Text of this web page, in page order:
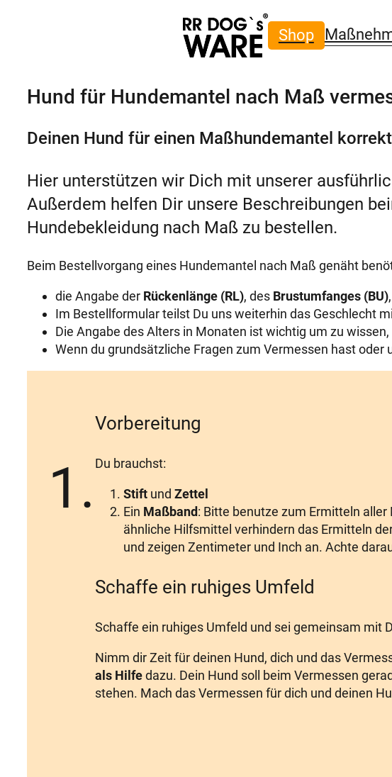
Shop
Hund für Hundemantel nach Maß
Deinen Hund für einen Maßhundemantel
Hier unterstützen wir Dich mit unserer
Außerdem helfen Dir unsere Beschreibungen
Hundebekleidung nach Maß zu bestellen.
Beim Bestellvorgang eines Hundemantel nach Maß genäht
die Angabe der Rückenlänge (RL), des Brustumfanges (BU)
Im Bestellformular teilst Du uns weiterhin das Geschlecht
Die Angabe des Alters in Monaten ist wichtig um zu
Wenn du grundsätzliche Fragen zum Vermessen hast
1.
Vorbereitung
Du brauchst:
Stift und Zettel
Ein Maßband: Bitte benutze zum Ermitteln aller
ähnliche Hilfsmittel verhindern das Ermitteln
und zeigen Zentimeter und Inch an. Achte
Schaffe ein ruhiges Umfeld
Schaffe ein ruhiges Umfeld und sei gemeinsam mit
Nimm dir Zeit für deinen Hund, dich und das
als Hilfedazu. Dein Hund soll beim Vermessen
stehen. Mach das Vermessen für dich und deinen